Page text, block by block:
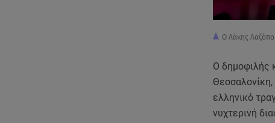
Ο Λάκης
Ο δημοφιλής
Θεσσαλονίκη,
ελληνικό
νυχτερινή